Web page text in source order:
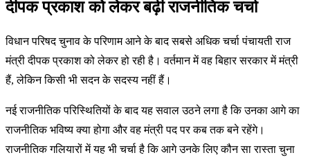
दीपक प्रकाश को लेकर बढ़ी राजनीतिक चर्चा
विधान परिषद चुनाव के परिणाम आने के बाद सबसे अधिक चर्चा पंचायती राज
मंत्री दीपक प्रकाश को लेकर हो रही है। वर्तमान में वह बिहार सरकार में मंत्री
हैं, लेकिन किसी भी सदन के सदस्य नहीं हैं।
नई राजनीतिक परिस्थितियों के बाद यह सवाल उठने लगा है कि उनका आगे का
राजनीतिक भविष्य क्या होगा और वह मंत्री पद पर कब तक बने रहेंगे।
राजनीतिक गलियारों में यह भी चर्चा है कि आगे उनके लिए कौन सा रास्ता चुना